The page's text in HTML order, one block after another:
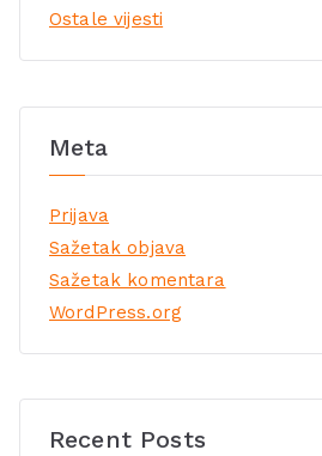
Ostale vijesti
Meta
Prijava
Sažetak objava
Sažetak komentara
WordPress.org
Recent Posts